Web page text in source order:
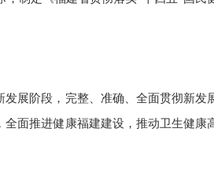
阶段，完整、准确、全面贯彻新发
面推进健康福建建设，推动卫生健康